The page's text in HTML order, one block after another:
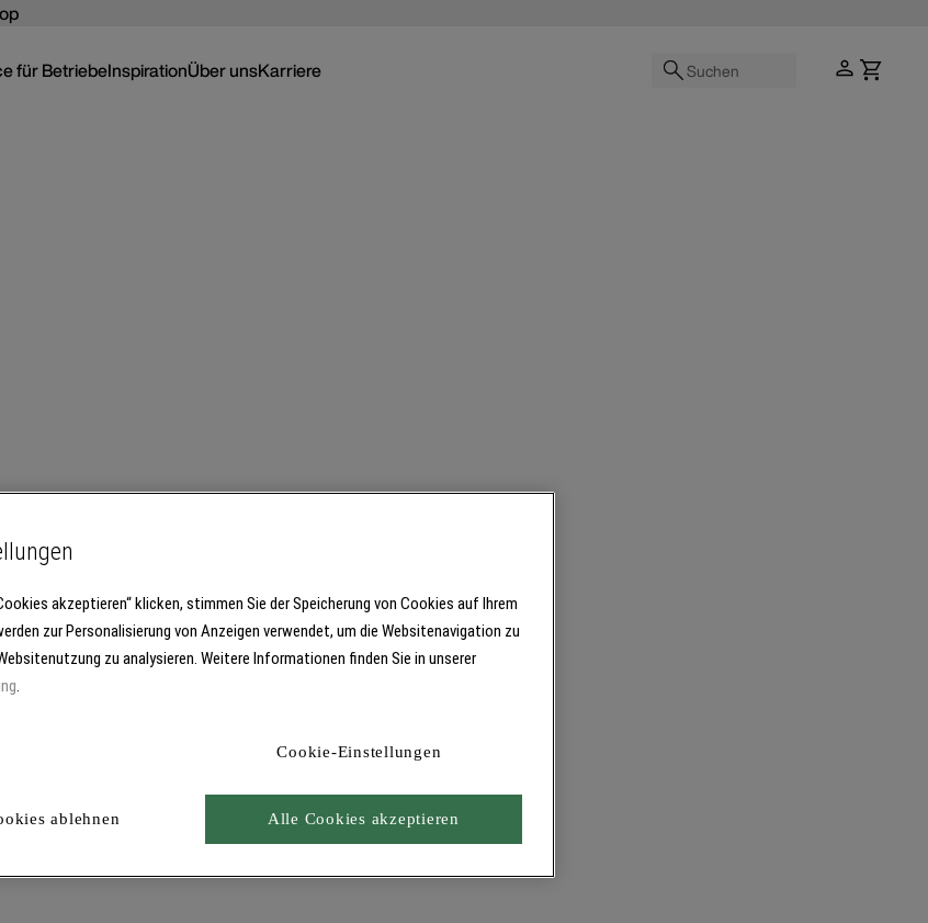
Suchen
für BetriebeInspirationÜber unsKarriere
akzeptieren“ klicken, stimmen Sie der Speicherung von Cookies auf Ihrem
zur Personalisierung von Anzeigen verwendet, um die Websitenavigation zu
zu analysieren. Weitere Informationen finden Sie in unserer
.
Cookie-Einstellungen
ablehnen Alle Cookies akzeptieren